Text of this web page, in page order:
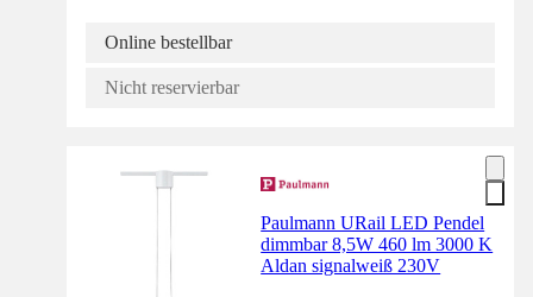
Online bestellbar
Nicht reservierbar
Paulmann URail LED Pendel
dimmbar 8,5W 460 lm 3000 K
Aldan signalweiß 230V